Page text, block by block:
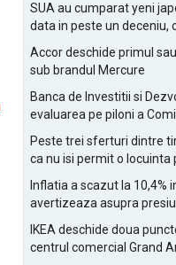
SUA au cumparat yeni
data in peste un deceniu,
Accor deschide primul
sub brandul Mercure
Banca de Investitii si
evaluarea pe piloni a
Peste trei sferturi dintre
ca nu isi permit o locuinta
Inflatia a scazut la 10,4%
avertizeaza asupra
IKEA deschide doua
centrul comercial Grand